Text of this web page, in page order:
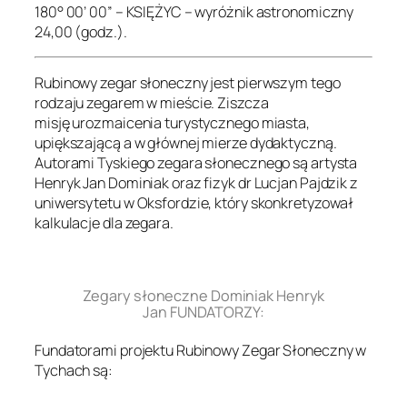
180° 00’ 00” – KSIĘŻYC – wyróżnik astronomiczny
24,00 (godz.).
Rubinowy zegar słoneczny jest pierwszym tego
rodzaju zegarem w mieście. Ziszcza
misję urozmaicenia turystycznego miasta,
upiększającą a w głównej mierze dydaktyczną.
Autorami Tyskiego zegara słonecznego są artysta
Henryk Jan Dominiak oraz fizyk dr Lucjan Pajdzik z
uniwersytetu w Oksfordzie, który skonkretyzował
kalkulacje dla zegara.
Zegary słoneczne Dominiak Henryk
Jan FUNDATORZY:
Fundatorami projektu Rubinowy Zegar Słoneczny w
Tychach są: